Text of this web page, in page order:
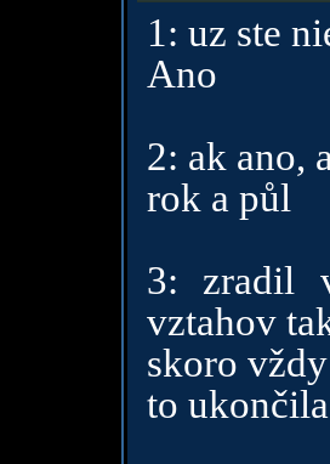
1: uz ste
Ano
2: ak ano,
rok a půl
3: zradil
vztahov
skoro
to